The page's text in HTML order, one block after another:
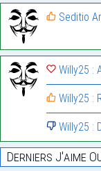
Seditio
Willy25 :
Willy25 :
Willy25 :
Derniers J'aime